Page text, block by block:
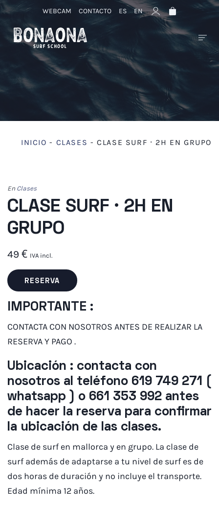
WEBCAM CONTACTO ES EN
INICIO - CLASES -CLASE SURF · 2H EN GRUPO
En Clases
CLASE SURF · 2H EN
GRUPO
49 € IVA incl.
RESERVA
IMPORTANTE :
CONTACTA CON NOSOTROS ANTES DE REALIZAR LA
RESERVA Y PAGO .
Ubicación : contacta con
nosotros al teléfono 619 749 271 (
whatsapp ) o 661 353 992 antes
de hacer la reserva para confirmar
la ubicación de las clases.
Clase de surf en mallorca y en grupo. La clase de
surf además de adaptarse a tu nivel de surf es de
dos horas de duración y no incluye el transporte.
Edad mínima 12 años.